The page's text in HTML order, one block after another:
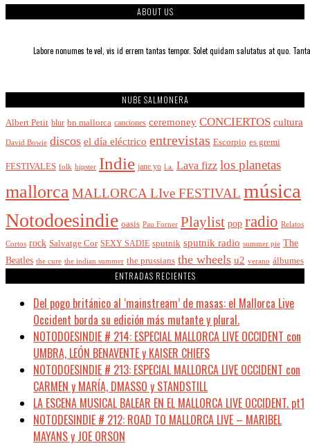
ABOUT US
Labore nonumes te vel, vis id errem tantas tempor. Solet quidam salutatus at quo.
NUBE SALMONERA
Albert Petit blur bn mallorca canciones ceremoney CONCIERTOS cultura
David Bowie discos el día eléctrico entrevistas Escorpio es gremi
FESTIVALES folk hipster Indie jane yo l.a. Lava fizz los planetas
mallorca MALLORCA LIve FESTIVAL música
Notodoesindie oasis Pau Forner Playlist pop radio Relatos
Cortos rock Salvatge Cor SEXY SADIE sputnik sputnik radio summer pie The
Beatles the cure the indian summer the prussians the wheels u2 verano álbumes
ENTRADAS RECIENTES
Del pogo británico al ‘mainstream’ de masas: el Mallorca Live
Occident borda su edición más mutante y plural.
NOTODOESINDIE # 214: ESPECIAL MALLORCA LIVE OCCIDENT con
UMBRA, LEÓN BENAVENTE y KAISER CHIEFS
NOTODOESINDIE # 213: ESPECIAL MALLORCA LIVE OCCIDENT con
CARMEN y MARÍA, DMASSO y STANDSTILL
LA ESCENA MUSICAL BALEAR EN EL MALLORCA LIVE OCCIDENT. pt1
NOTODESINDIE # 212: ROAD TO MALLORCA LIVE – MARIBEL
MAYANS y JOE ORSON